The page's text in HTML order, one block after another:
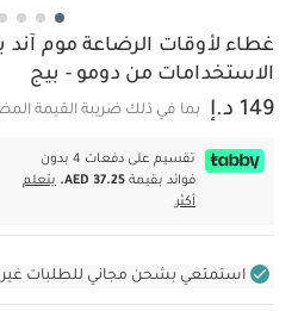
غطاء لأوقات الرضاعة موم آند
الاستخدامات من دومو - بيج
149 د.إ بما في ذلك ضريبة القيمة
تقسيم على دفعات 4 بدون
فوائد بقيمة AED 37.25.
يتعلم
أكثر
استمتعي بشحن مجاني للطلبات غير